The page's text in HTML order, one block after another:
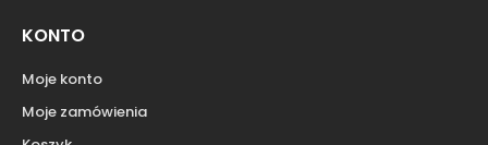
KONTO
Moje konto
Moje zamówienia